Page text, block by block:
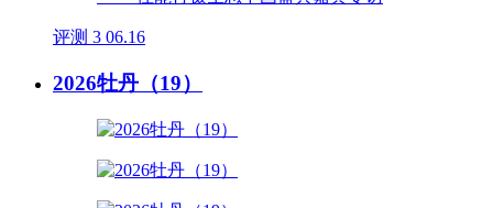
评测 3 06.16
2026牡丹（19）